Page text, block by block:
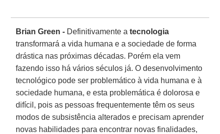
Brian Green - Definitivamente atecnologia
transformará a vida humana e a sociedade de forma
drástica nas próximas décadas. Porém ela vem
fazendo isso há vários séculos já. O desenvolvimento
tecnológico pode ser problemático à vida humana e à
sociedade humana, e esta problemática é dolorosa e
difícil, pois as pessoas frequentemente têm os seus
modos de subsistência alterados e precisam aprender
novas habilidades para encontrar novas finalidades,